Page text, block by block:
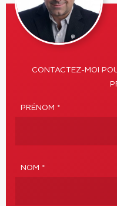
CONTACTEZ-MOI
PRÉNOM *
NOM *